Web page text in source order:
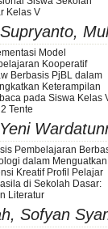
Kelas V
Model
Kooperatif
Berbasis PjBL dalam
Keterampilan
pada Siswa Kelas
Tente
Pembelajaran
dalam Menguatkan
Kreatif Profil Pelajar
di Sekolah Dasar:
Literatur
Sofyan